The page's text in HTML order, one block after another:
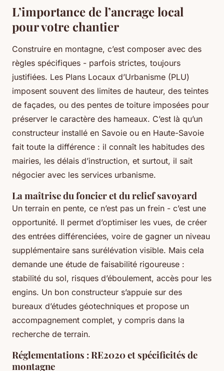
L’importance de l’ancrage local
pour votre chantier
Construire en montagne, c’est composer avec des
règles spécifiques - parfois strictes, toujours
justifiées. Les Plans Locaux d’Urbanisme (PLU)
imposent souvent des limites de hauteur, des teintes
de façades, ou des pentes de toiture imposées pour
préserver le caractère des hameaux. C’est là qu’un
constructeur installé en Savoie ou en Haute-Savoie
fait toute la différence : il connaît les habitudes des
mairies, les délais d’instruction, et surtout, il sait
négocier avec les services urbanisme.
La maîtrise du foncier et du relief savoyard
Un terrain en pente, ce n’est pas un frein - c’est une
opportunité. Il permet d’optimiser les vues, de créer
des entrées différenciées, voire de gagner un niveau
supplémentaire sans surélévation visible. Mais cela
demande une étude de faisabilité rigoureuse :
stabilité du sol, risques d’éboulement, accès pour les
engins. Un bon constructeur s’appuie sur des
bureaux d’études géotechniques et propose un
accompagnement complet, y compris dans la
recherche de terrain.
Réglementations : RE2020 et spécificités de
montagne